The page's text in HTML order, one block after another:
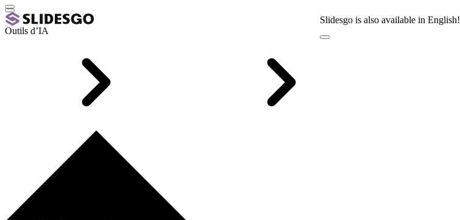
Slidesgo is also available in English!
Outils d’IA